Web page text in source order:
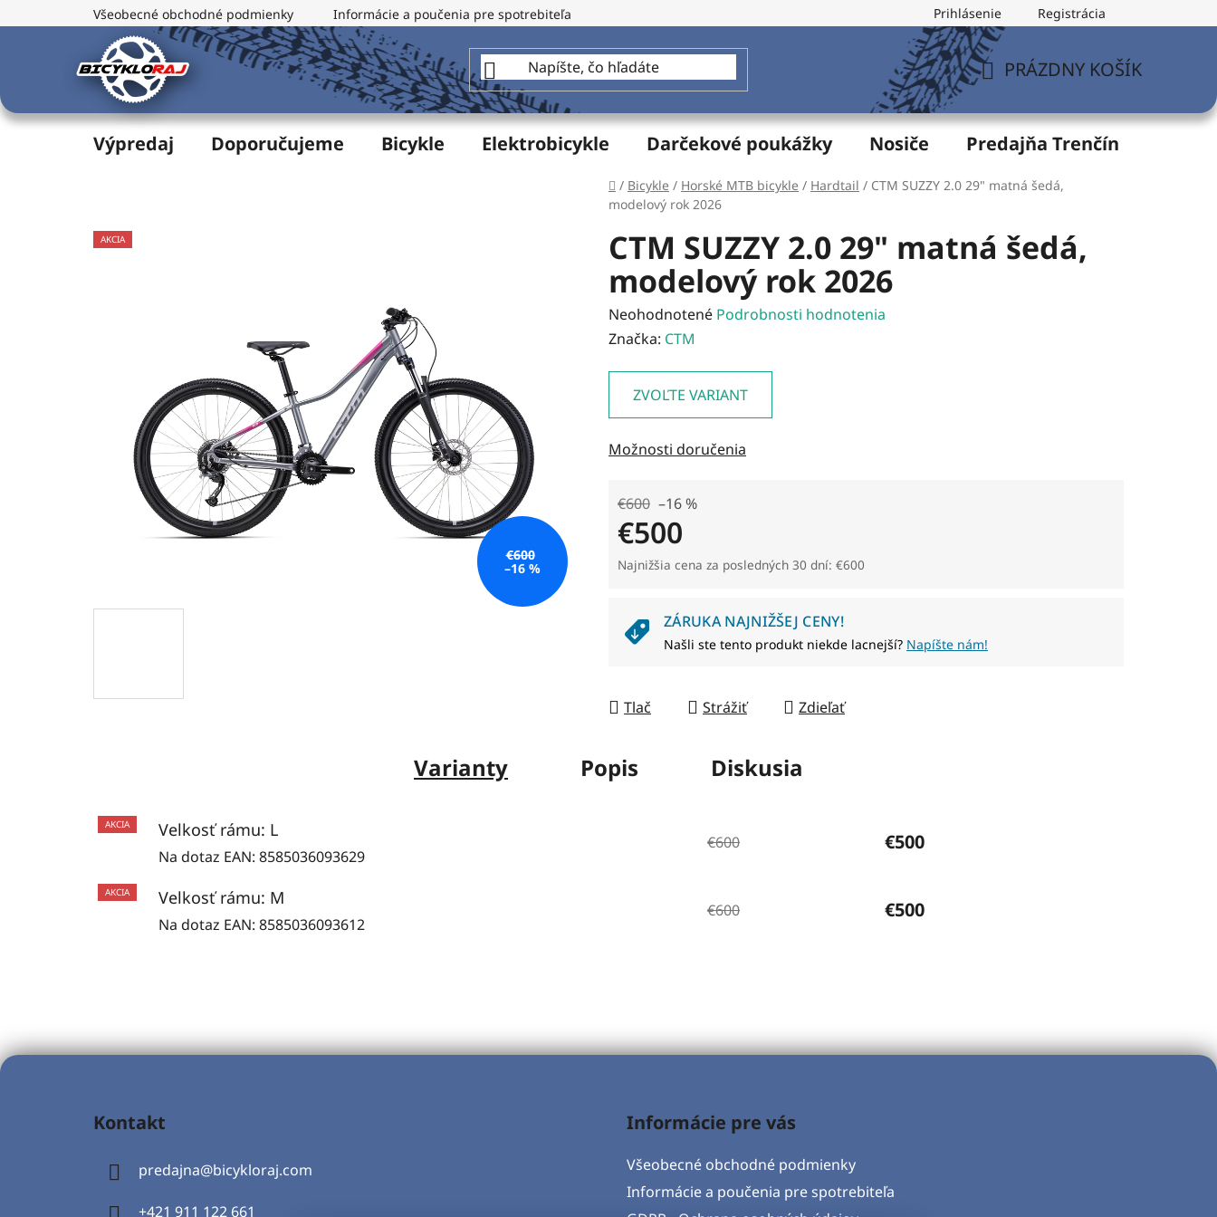
na
Všeobecné obchodné podmienky Informácie a poučenia pre spotrebiteľa Formulár na odstúpenie od zmluvy
Prihlásenie Registrácia
KOŠÍK
PRÁZDNY KOŠÍK
Výpredaj Doporučujeme Bicykle Elektrobicykle Darčekové poukážky Nosiče Predajňa Trenčín
Domov
/ Bicykle / Horské MTB bicykle / Hardtail / CTM SUZZY 2.0 29" matná šedá,
modelový rok 2026
CTM SUZZY 2.0 29" matná šedá,
modelový rok 2026
Priemerné
hodnotenie
5
Neohodnotené Podrobnosti hodnotenia
Značka: CTM
ZVOĽTE VARIANT
Možnosti doručenia
€600 –16 %
€500
Jednotková cena:
Najnižšia cena za posledných 30 dní: €600
ZÁRUKA NAJNIŽŠEJ CENY!
Našli ste tento produkt niekde lacnejší? Napíšte nám!
Tlač Strážiť Zdieľať
AKCIA
€600
–16 %
Varianty Popis Diskusia
AKCIA Velkosť rámu: L
Na dotaz EAN: 8585036093629
€600 €500
AKCIA Velkosť rámu: M
Na dotaz EAN: 8585036093612
€600 €500
Kontakt
predajna@bicykloraj.com
+421 911 122 661
Informácie pre vás
Všeobecné obchodné podmienky
Informácie a poučenia pre spotrebiteľa